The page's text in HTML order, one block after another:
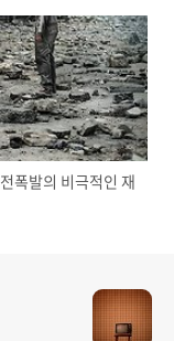
폭발의 비극적인 재